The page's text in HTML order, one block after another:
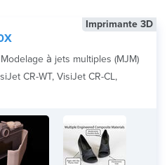
Imprimante 3D
Modelage à jets multiples (MJM)
CR-WT, VisiJet CR-CL,